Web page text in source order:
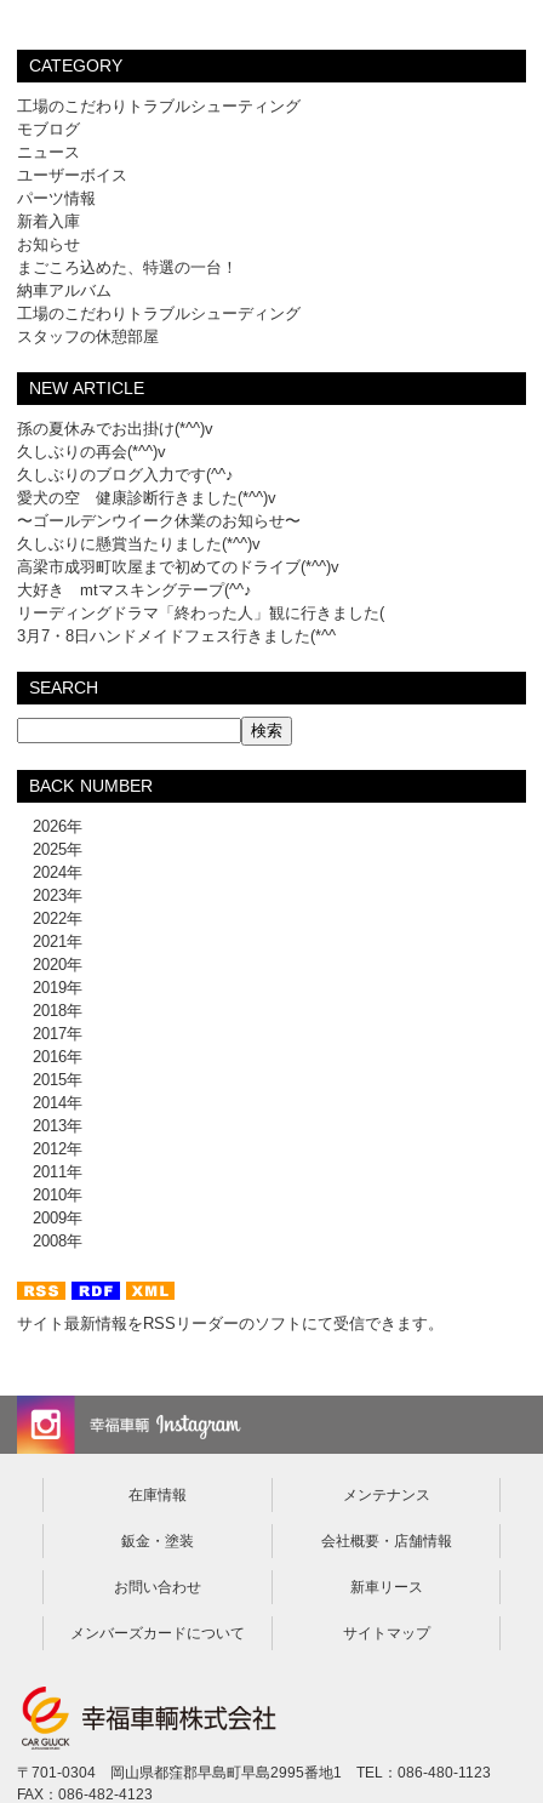
CATEGORY
工場のこだわりトラブルシューティング
モブログ
ニュース
ユーザーボイス
パーツ情報
新着入庫
お知らせ
まごころ込めた、特選の一台！
納車アルバム
工場のこだわりトラブルシューディング
スタッフの休憩部屋
NEW ARTICLE
孫の夏休みでお出掛け(*^^)v
久しぶりの再会(*^^)v
久しぶりのブログ入力です(^^♪
愛犬の空 健康診断行きました(*^^)v
〜ゴールデンウイーク休業のお知らせ〜
久しぶりに懸賞当たりました(*^^)v
高梁市成羽町吹屋まで初めてのドライブ(*^^)v
大好き mtマスキングテープ(^^♪
リーディングドラマ「終わった人」観に行きました(
3月7・8日ハンドメイドフェス行きました(*^^
SEARCH
BACK NUMBER
2026年
2025年
2024年
2023年
2022年
2021年
2020年
2019年
2018年
2017年
2016年
2015年
2014年
2013年
2012年
2011年
2010年
2009年
2008年
サイト最新情報をRSSリーダーのソフトにて受信できます。
在庫情報 メンテナンス
鈑金・塗装 会社概要・店舗情報
お問い合わせ 新車リース
メンバーズカードについて サイトマップ
〒701-0304 岡山県都窪郡早島町早島2995番地1 TEL：086-480-1123
FAX：086-482-4123